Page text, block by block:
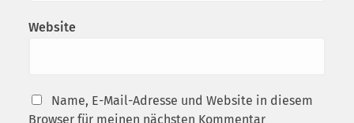
Website
Name, E-Mail-Adresse und Website in diesem
Browser für meinen nächsten Kommentar